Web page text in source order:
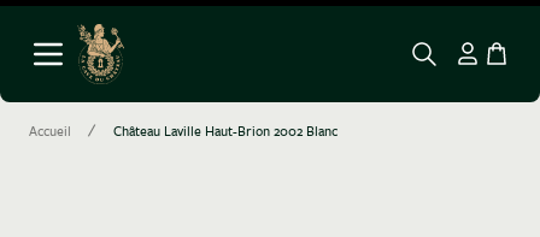
Aller au contenu
Ouvrir le menu
Accueil / Château Laville Haut-Brion 2002 Blanc